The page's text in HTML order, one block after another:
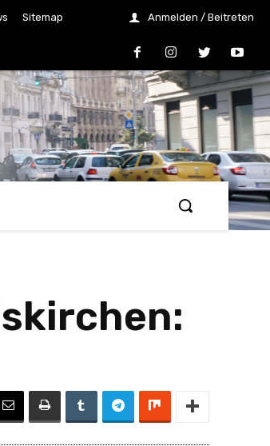
Sitemap Anmelden / Beitreten